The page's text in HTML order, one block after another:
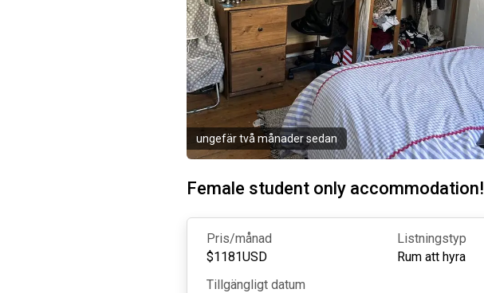
ungefär två månader sedan
Female student only accommodation!
Pris/månad
$1181USD
Listningstyp
Rum att hyra
Tillgängligt datum